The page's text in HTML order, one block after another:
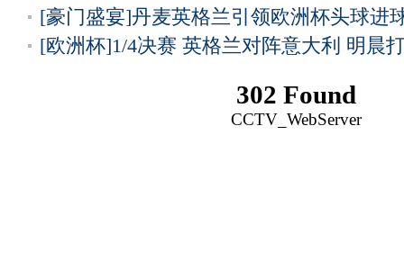
[豪门盛宴]丹麦英格兰引领欧洲杯头球进
[欧洲杯]1/4决赛 英格兰对阵意大利 明晨
302 Found
CCTV_WebServer